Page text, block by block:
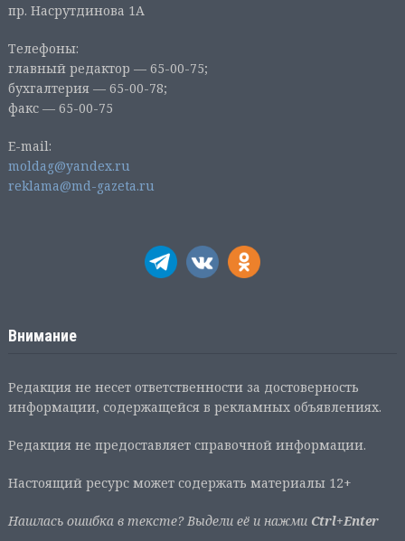
пр. Насрутдинова 1А
Телефоны:
главный редактор — 65-00-75;
бухгалтерия — 65-00-78;
факс — 65-00-75
E-mail:
moldag@yandex.ru
reklama@md-gazeta.ru
Внимание
Редакция не несет ответственности за достоверность
информации, содержащейся в рекламных объявлениях.
Редакция не предоставляет справочной информации.
Настоящий ресурс может содержать материалы 12+
Нашлась ошибка в тексте? Выдели её и нажми Ctrl+Enter